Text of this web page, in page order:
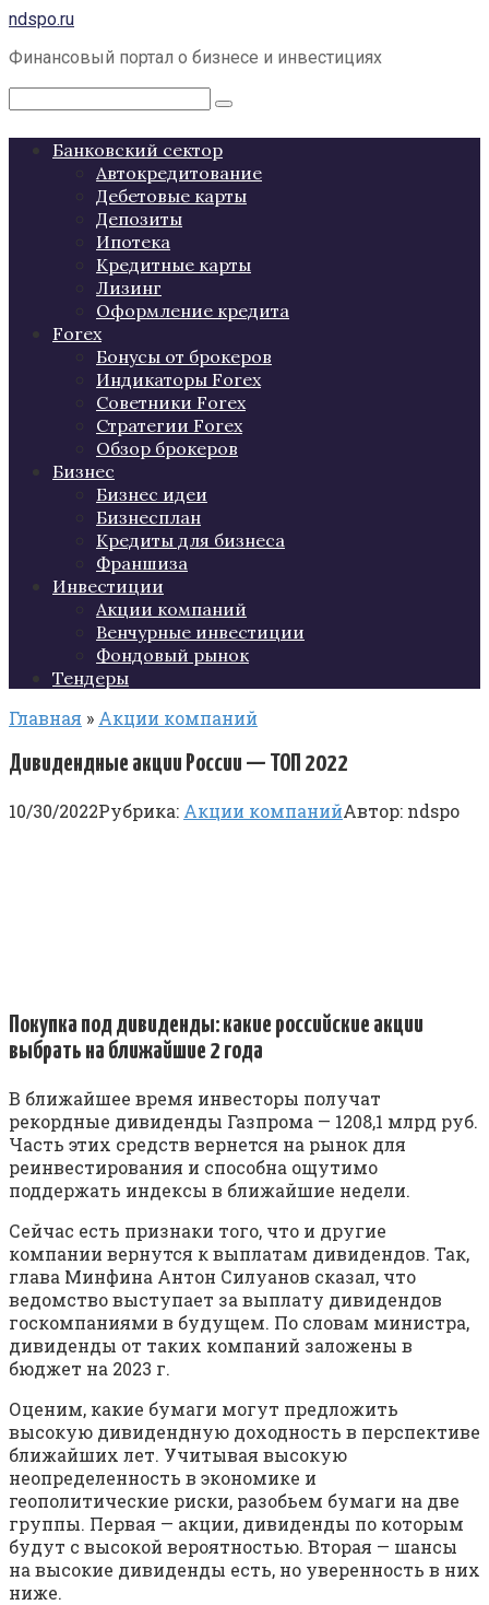
Перейти
контенту
ndspo.ru
Финансовый портал о бизнесе и инвестициях
Поиск:
Банковский сектор
Автокредитование
Дебетовые карты
Депозиты
Ипотека
Кредитные карты
Лизинг
Оформление кредита
Forex
Бонусы от брокеров
Индикаторы Forex
Советники Forex
Стратегии Forex
Обзор брокеров
Бизнес
Бизнес идеи
Бизнесплан
Кредиты для бизнеса
Франшиза
Инвестиции
Акции компаний
Венчурные инвестиции
Фондовый рынок
Тендеры
Главная » Акции компаний
Дивидендные акции России — ТОП 2022
10/30/2022Рубрика: Акции компанийАвтор: ndspo
Покупка под дивиденды: какие российские акции
выбрать на ближайшие 2 года
В ближайшее время инвесторы получат
рекордные дивиденды Газпрома — 1208,1 млрд руб.
Часть этих средств вернется на рынок для
реинвестирования и способна ощутимо
поддержать индексы в ближайшие недели.
Сейчас есть признаки того, что и другие
компании вернутся к выплатам дивидендов. Так,
глава Минфина Антон Силуанов сказал, что
ведомство выступает за выплату дивидендов
госкомпаниями в будущем. По словам министра,
дивиденды от таких компаний заложены в
бюджет на 2023 г.
Оценим, какие бумаги могут предложить
высокую дивидендную доходность в перспективе
ближайших лет. Учитывая высокую
неопределенность в экономике и
геополитические риски, разобьем бумаги на две
группы. Первая — акции, дивиденды по которым
будут с высокой вероятностью. Вторая — шансы
на высокие дивиденды есть, но уверенность в них
ниже.